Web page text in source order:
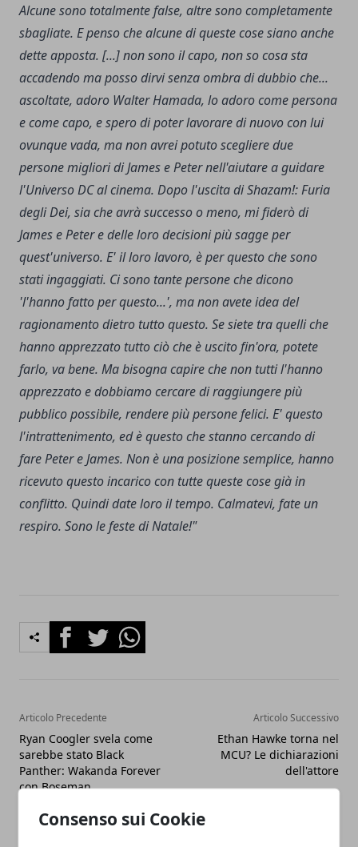
Consenso sui Cookie
Alcune sono totalmente false, altre sono completamente
sbagliate. E penso che alcune di queste cose siano anche
dette apposta. [...] non sono il capo, non so cosa sta
accadendo ma posso dirvi senza ombra di dubbio che...
ascoltate, adoro Walter Hamada, lo adoro come persona
e come capo, e spero di poter lavorare di nuovo con lui
ovunque vada, ma non avrei potuto scegliere due
persone migliori di James e Peter nell'aiutare a guidare
l'Universo DC al cinema. Dopo l'uscita di Shazam!: Furia
degli Dei, sia che avrà successo o meno, mi fiderò di
James e Peter e delle loro decisioni più sagge per
quest'universo. E' il loro lavoro, è per questo che sono
stati ingaggiati. Ci sono tante persone che dicono
'l'hanno fatto per questo...', ma non avete idea del
ragionamento dietro tutto questo. Se siete tra quelli che
hanno apprezzato tutto ciò che è uscito fin'ora, potete
farlo, va bene. Ma bisogna capire che non tutti l'hanno
apprezzato e dobbiamo cercare di raggiungere più
pubblico possibile, rendere più persone felici. E' questo
l'intrattenimento, ed è questo che stanno cercando di
fare Peter e James. Non è una posizione semplice, hanno
ricevuto questo incarico con tutte queste cose già in
conflitto. Quindi date loro il tempo. Calmatevi, fate un
respiro. Sono le feste di Natale!"
FacebookTwitterWhatsapp
Articolo Precedente
Ryan Coogler svela come
sarebbe stato Black
Panther: Wakanda Forever
con Boseman
Articolo Successivo
Ethan Hawke torna nel
MCU? Le dichiarazioni
dell'attore